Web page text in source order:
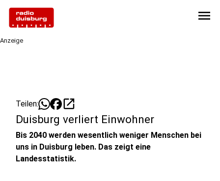
menu
Anzeige
Teilen: open_in_new
Duisburg verliert Einwohner
Bis 2040 werden wesentlich weniger Menschen bei
uns in Duisburg leben. Das zeigt eine
Landesstatistik.